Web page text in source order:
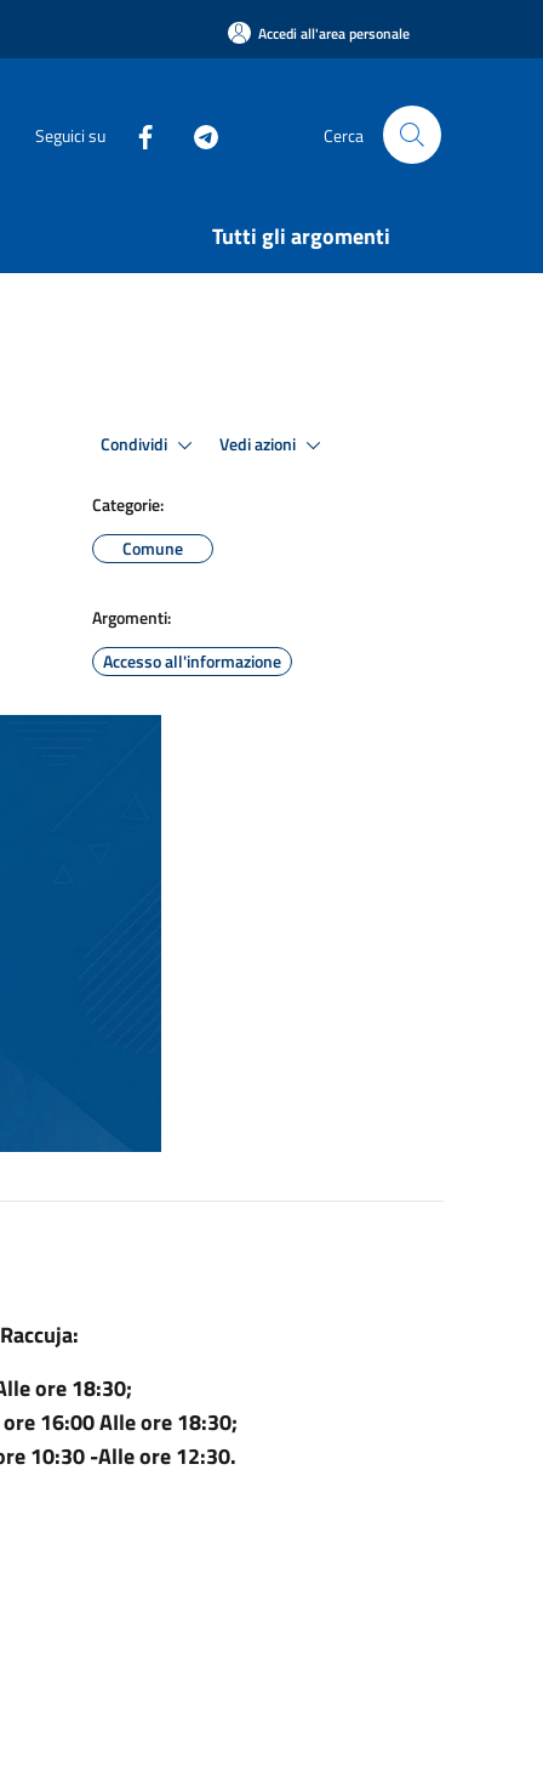
Accedi all'area personale
Seguici su Cerca
Tutti gli argomenti
Condividi Vedi azioni
Categorie:
Comune
Argomenti:
Accesso all'informazione
ore 18:30;
16:00 AIle ore 18:30;
10:30 -Alle ore 12:30.